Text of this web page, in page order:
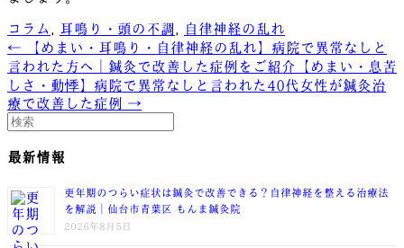
コラム , 耳鳴り・頭の不調, 自律神経の乱れ
← 【めまい・耳鳴り・自律神経の乱れ】病院で異常なしと
言われた方へ｜鍼灸で改善した症例をご紹介
【めまい・息苦
しさ・動悸】病院で異常なしと言われた40代女性が鍼灸治
療で改善した症例 →
最新情報
更年期のつらい症状は鍼灸で改善できる？自律神経を整える治療法
を解説｜仙台市青葉区 もんま鍼灸院
2026年8月5日